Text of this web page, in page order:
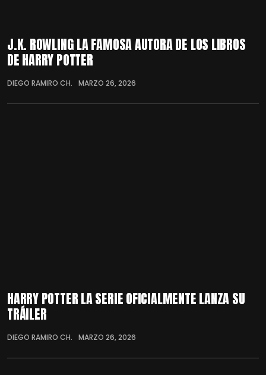
J.K. ROWLING LA FAMOSA AUTORA DE LOS LIBROS
DE HARRY POTTER
DIEGO RAMIRO CH. MARZO 26, 2026
HARRY POTTER LA SERIE OFICIALMENTE LANZA SU
TRÁILER
DIEGO RAMIRO CH. MARZO 26, 2026